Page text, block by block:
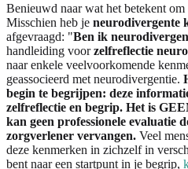
Benieuwd naar wat het betekent
Misschien heb je neurodivergente
afgevraagd: "Ben ik
handleiding voorzelfreflectie
naar enkele veelvoorkomende
geassocieerd met neurodivergentie.
begin te begrijpen: deze
zelfreflectie en begrip. Het is
kan geen professionele evaluatie
zorgverlener vervangen. Veel
deze kenmerken in zichzelf in
bent naar een startpunt in je begrip,